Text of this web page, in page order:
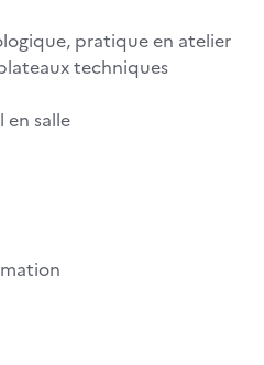
pratique en atelier
techniques
en salle